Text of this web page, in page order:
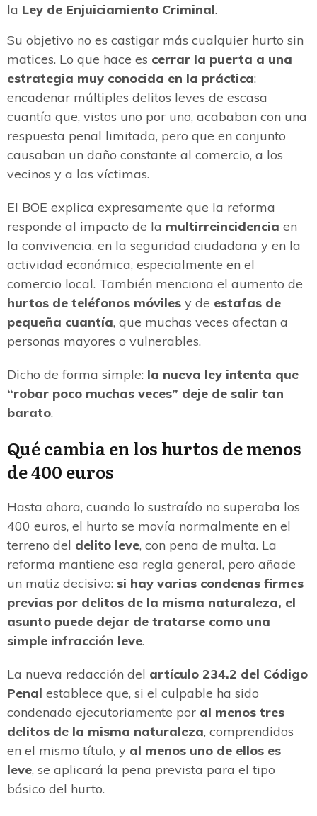
la Ley de Enjuiciamiento Criminal.
Su objetivo no es castigar más cualquier hurto sin
matices. Lo que hace es cerrar la puerta a una
estrategia muy conocida en la práctica:
encadenar múltiples delitos leves de escasa
cuantía que, vistos uno por uno, acababan con una
respuesta penal limitada, pero que en conjunto
causaban un daño constante al comercio, a los
vecinos y a las víctimas.
El BOE explica expresamente que la reforma
responde al impacto de la multirreincidencia en
la convivencia, en la seguridad ciudadana y en la
actividad económica, especialmente en el
comercio local. También menciona el aumento de
hurtos de teléfonos móviles y de estafas de
pequeña cuantía, que muchas veces afectan a
personas mayores o vulnerables.
Dicho de forma simple: la nueva ley intenta que
“robar poco muchas veces” deje de salir tan
barato.
Qué cambia en los hurtos de menos
de 400 euros
Hasta ahora, cuando lo sustraído no superaba los
400 euros, el hurto se movía normalmente en el
terreno del delito leve, con pena de multa. La
reforma mantiene esa regla general, pero añade
un matiz decisivo: si hay varias condenas firmes
previas por delitos de la misma naturaleza, el
asunto puede dejar de tratarse como una
simple infracción leve.
La nueva redacción del artículo 234.2 del Código
Penal establece que, si el culpable ha sido
condenado ejecutoriamente por al menos tres
delitos de la misma naturaleza, comprendidos
en el mismo título, y al menos uno de ellos es
leve, se aplicará la pena prevista para el tipo
básico del hurto.